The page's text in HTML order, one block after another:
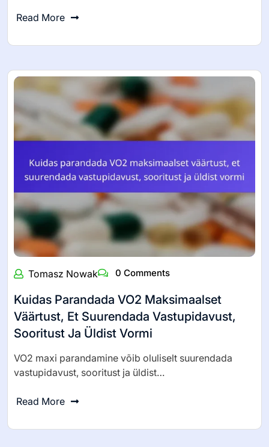
Read More
Tomasz Nowak 0 Comments
Kuidas Parandada VO2 Maksimaalset
Väärtust, Et Suurendada Vastupidavust,
Sooritust Ja Üldist Vormi
VO2 maxi parandamine võib oluliselt suurendada
vastupidavust, sooritust ja üldist…
Read More